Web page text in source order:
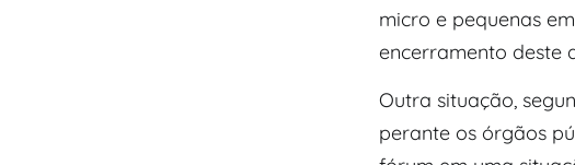
micro e pequenas
encerramento deste
Outra situação,
perante os órgãos